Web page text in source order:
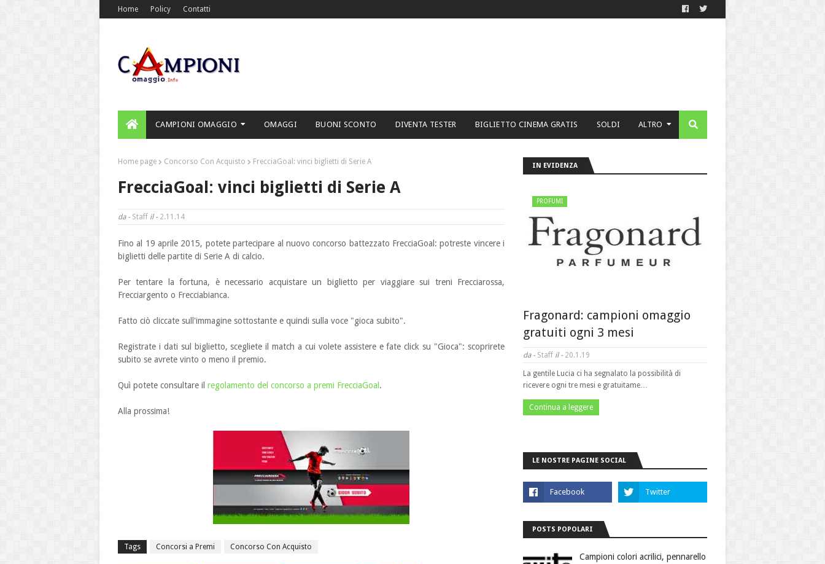
Home Policy Contatti
CAMPIONI OMAGGIO OMAGGI BUONI SCONTO DIVENTA TESTER BIGLIETTO CINEMA GRATIS SOLDI ALTRO
Home page Concorso Con Acquisto FrecciaGoal: vinci biglietti di Serie A
FrecciaGoal: vinci biglietti di Serie A
da - Staff il - 2.11.14
Fino al 19 aprile 2015, potete partecipare al nuovo concorso battezzato FrecciaGoal: potreste vincerei
biglietti delle partite di Serie A di calcio.
Per tentare la fortuna, è necessario acquistare un biglietto per viaggiare sui treni Frecciarossa,
Frecciargento o Frecciabianca.
Fatto ciò cliccate sull'immagine sottostante e quindi sulla voce "gioca subito".
Registrate i dati sul biglietto, scegliete il match a cui volete assistere e fate click su "Gioca": scoprirete
subito se avrete vinto o meno il premio.
Quì potete consultare il regolamento del concorso a premi FrecciaGoal .
Alla prossima!
Tags Concorsi a Premi Concorso Con Acquisto
IN EVIDENZA
PROFUMI
Fragonard: campioni omaggio
gratuiti ogni 3 mesi
da - Staff il - 20.1.19
La gentile Lucia ci ha segnalato la possibilità di
ricevere ogni tre mesi e gratuitame…
Continua a leggere
LE NOSTRE PAGINE SOCIAL
POSTS POPOLARI
Campioni colori acrilici, pennarello